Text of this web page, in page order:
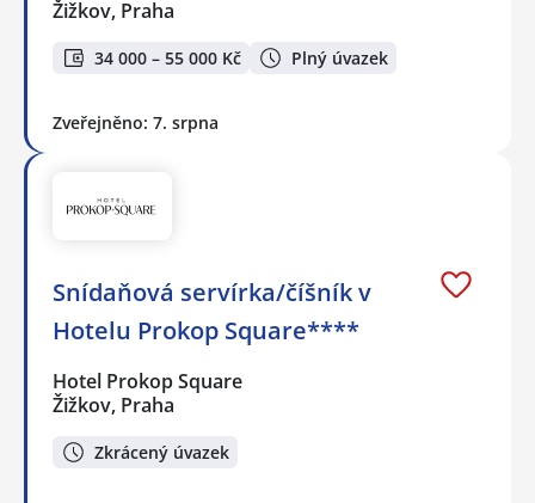
Žižkov, Praha
34 000 – 55 000 Kč Plný úvazek
Zveřejněno: 7. srpna
Snídaňová servírka/číšník v
Hotelu Prokop Square****
Hotel Prokop Square
Žižkov, Praha
Zkrácený úvazek